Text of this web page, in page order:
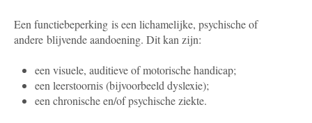
Een functiebeperking is een lichamelijke, psychische of
andere blijvende aandoening. Dit kan zijn:
een visuele, auditieve of motorische handicap;
een leerstoornis (bijvoorbeeld dyslexie);
een chronische en/of psychische ziekte.